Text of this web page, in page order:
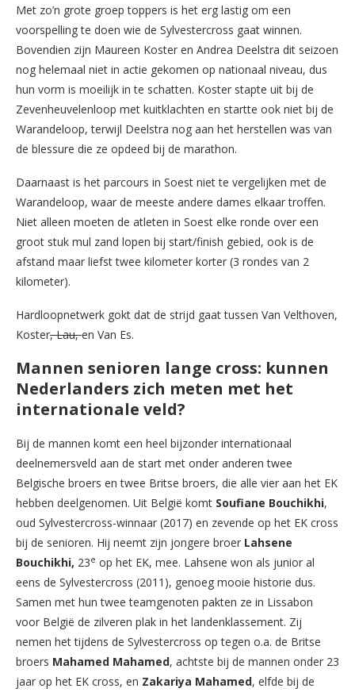
Met zo’n grote groep toppers is het erg lastig om een
voorspelling te doen wie de Sylvestercross gaat winnen.
Bovendien zijn Maureen Koster en Andrea Deelstra dit seizoen
nog helemaal niet in actie gekomen op nationaal niveau, dus
hun vorm is moeilijk in te schatten. Koster stapte uit bij de
Zevenheuvelenloop met kuitklachten en startte ook niet bij de
Warandeloop, terwijl Deelstra nog aan het herstellen was van
de blessure die ze opdeed bij de marathon.
Daarnaast is het parcours in Soest niet te vergelijken met de
Warandeloop, waar de meeste andere dames elkaar troffen.
Niet alleen moeten de atleten in Soest elke ronde over een
groot stuk mul zand lopen bij start/finish gebied, ook is de
afstand maar liefst twee kilometer korter (3 rondes van 2
kilometer).
Hardloopnetwerk gokt dat de strijd gaat tussen Van Velthoven,
Koster, Lau,en Van Es.
Mannen senioren lange cross: kunnen
Nederlanders zich meten met het
internationale veld?
Bij de mannen komt een heel bijzonder internationaal
deelnemersveld aan de start met onder anderen twee
Belgische broers en twee Britse broers, die alle vier aan het EK
hebben deelgenomen. Uit België komt Soufiane Bouchikhi,
oud Sylvestercross-winnaar (2017) en zevende op het EK cross
bij de senioren. Hij neemt zijn jongere broer Lahsene
Bouchikhi, 23e op het EK, mee. Lahsene won als junior al
eens de Sylvestercross (2011), genoeg mooie historie dus.
Samen met hun twee teamgenoten pakten ze in Lissabon
voor België de zilveren plak in het landenklassement. Zij
nemen het tijdens de Sylvestercross op tegen o.a. de Britse
broers Mahamed Mahamed, achtste bij de mannen onder 23
jaar op het EK cross, en Zakariya Mahamed, elfde bij de